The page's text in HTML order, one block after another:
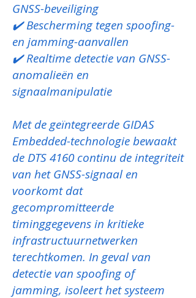
GNSS-beveiliging
✔️ Bescherming tegen spoofing-
en jamming-aanvallen
✔️ Realtime detectie van GNSS-
anomalieën en
signaalmanipulatie
Met de geïntegreerde GIDAS
Embedded-technologie bewaakt
de DTS 4160 continu de integriteit
van het GNSS-signaal en
voorkomt dat
gecompromitteerde
timinggegevens in kritieke
infrastructuurnetwerken
terechtkomen. In geval van
detectie van spoofing of
jamming, isoleert het systeem